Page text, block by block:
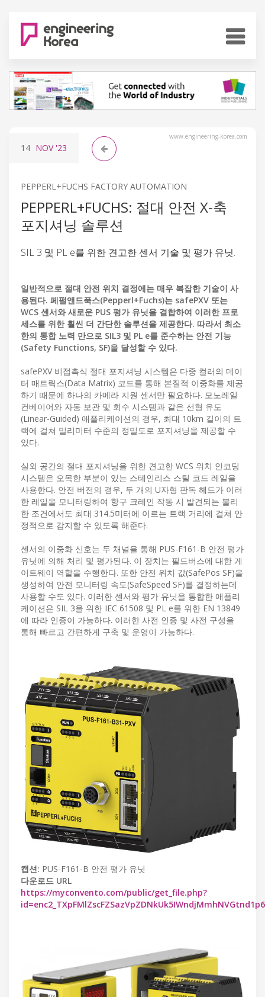
www.engineering-korea.com
14 NOV'23
PEPPERL+FUCHS FACTORY AUTOMATION
PEPPERL+FUCHS: 절대 안전 X-축
포지셔닝 솔루션
SIL 3 및 PL e를 위한 견고한 센서 기술 및 평가 유닛.
일반적으로 절대 안전 위치 결정에는 매우 복잡한 기술이 사
용된다. 페펄앤드푹스(Pepperl+Fuchs)는 safePXV 또는
WCS 센서와 새로운 PUS 평가 유닛을 결합하여 이러한 프로
세스를 위한 훨씬 더 간단한 솔루션을 제공한다. 따라서 최소
한의 통합 노력 만으로 SIL3 및 PL e를 준수하는 안전 기능
(Safety Functions, SF)을 달성할 수 있다.
safePXV 비접촉식 절대 포지셔닝 시스템은 다중 컬러의 데이
터 매트릭스(Data Matrix) 코드를 통해 본질적 이중화를 제공
하기 때문에 하나의 카메라 지원 센서만 필요하다. 모노레일
컨베이어와 자동 보관 및 회수 시스템과 같은 선형 유도
(Linear-Guided) 애플리케이션의 경우, 최대 10km 길이의 트
랙에 걸쳐 밀리미터 수준의 정밀도로 포지셔닝을 제공할 수
있다.
실외 공간의 절대 포지셔닝을 위한 견고한 WCS 위치 인코딩
시스템은 오목한 부분이 있는 스테인리스 스틸 코드 레일을
사용한다. 안전 버전의 경우, 두 개의 U자형 판독 헤드가 이러
한 레일을 모니터링하여 항구 크레인 작동 시 발견되는 불리
한 조건에서도 최대 314.5미터에 이르는 트랙 거리에 걸쳐 안
정적으로 감지할 수 있도록 해준다.
센서의 이중화 신호는 두 채널을 통해 PUS-F161-B 안전 평가
유닛에 의해 처리 및 평가된다. 이 장치는 필드버스에 대한 게
이트웨이 역할을 수행한다. 또한 안전 위치 값(SafePos SF)을
생성하여 안전 모니터링 속도(SafeSpeed SF)를 결정하는데
사용할 수도 있다. 이러한 센서와 평가 유닛을 통합한 애플리
케이션은 SIL 3을 위한 IEC 61508 및 PL e를 위한 EN 13849
에 따라 인증이 가능하다. 이러한 사전 인증 및 사전 구성을
통해 빠르고 간편하게 구축 및 운영이 가능하다.
캡션: PUS-F161-B 안전 평가 유닛
다운로드 URL
https://myconvento.com/public/get_file.php?